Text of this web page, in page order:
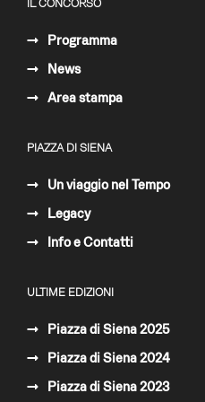
IL CONCORSO
Programma
News
Area stampa
PIAZZA DI SIENA
Un viaggio nel Tempo
Legacy
Info e Contatti
ULTIME EDIZIONI
Piazza di Siena 2025
Piazza di Siena 2024
Piazza di Siena 2023